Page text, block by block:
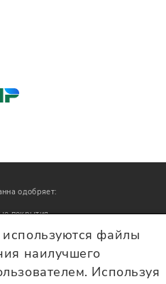
керамогранит
одобряет:
покрытия
файлы
наилучшего
Используя